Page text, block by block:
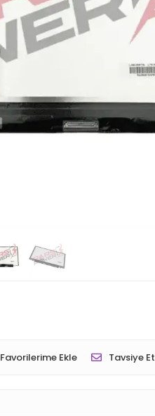
Favorilerime Ekle Tavsiye Et